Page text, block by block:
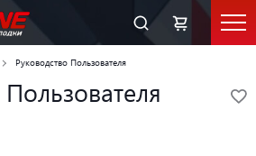
Руководство Пользователя